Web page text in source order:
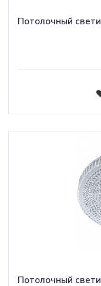
Потолочный
Потолочный